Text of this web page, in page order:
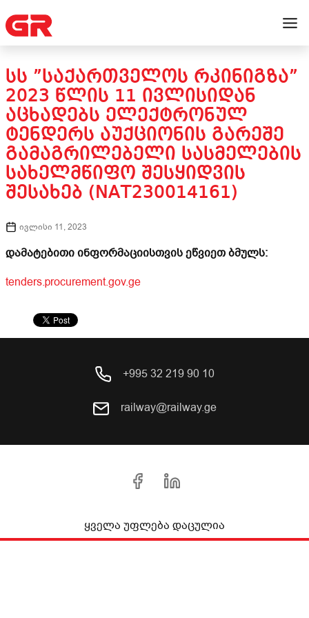
ᲡᲡ ”ᲡᲐᲥᲐᲠᲗᲕᲔᲚᲝᲡ ᲠᲙᲘᲜᲘᲒᲖᲐ”
2023 ᲬᲚᲘᲡ 11 ᲘᲕᲚᲘᲡᲘᲓᲐᲜ
ᲐᲪᲮᲐᲓᲔᲑᲡ ᲔᲚᲔᲥᲢᲠᲝᲜᲣᲚ
ᲢᲔᲜᲓᲔᲠᲡ ᲐᲣᲥᲪᲘᲝᲜᲘᲡ ᲒᲐᲠᲔᲨᲔ
ᲒᲐᲛᲐᲒᲠᲘᲚᲔᲑᲔᲚᲘ ᲡᲐᲡᲛᲔᲚᲔᲑᲘᲡ
ᲡᲐᲮᲔᲚᲛᲬᲘᲤᲝ ᲨᲔᲡᲧᲘᲓᲕᲘᲡ
ᲨᲔᲡᲐᲮᲔᲑ (NAT230014161)
ივლისი 11, 2023
დამატებითი ინფორმაციისთვის ეწვიეთ ბმულს:
tenders.procurement.gov.ge
+995 32 219 90 10
railway@railway.ge
ყველა უფლება დაცულია